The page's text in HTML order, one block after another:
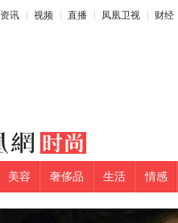
资讯 视频 直播 凤凰卫视 财经
美容 奢侈品 生活 情感